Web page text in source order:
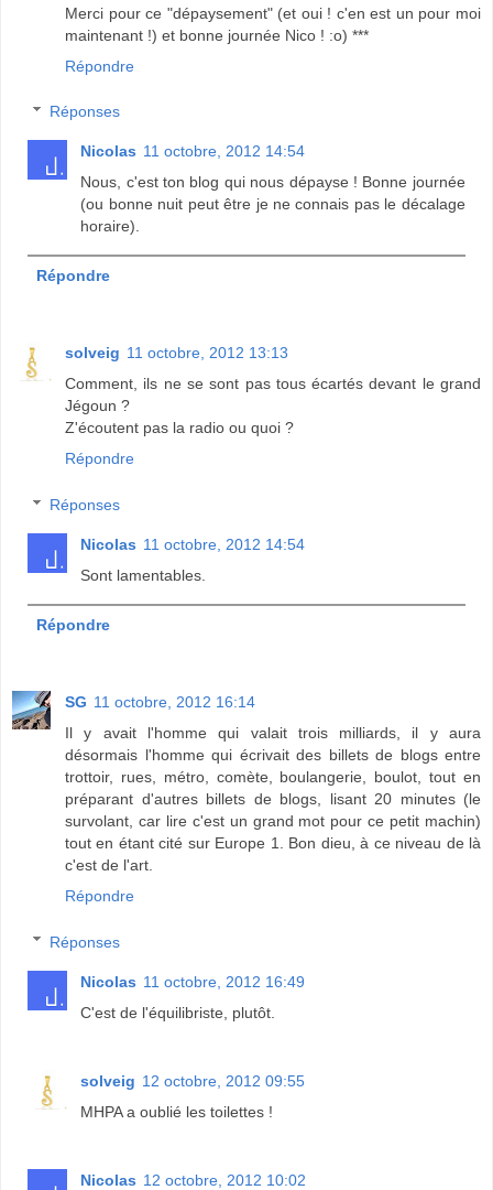
Merci pour ce "dépaysement" (et oui ! c'en est un pour moi
maintenant !) et bonne journée Nico ! :o) ***
Répondre
Réponses
Nicolas 11 octobre, 2012 14:54
Nous, c'est ton blog qui nous dépayse ! Bonne journée
(ou bonne nuit peut être je ne connais pas le décalage
horaire).
Répondre
solveig 11 octobre, 2012 13:13
Comment, ils ne se sont pas tous écartés devant le grand
Jégoun ?
Z'écoutent pas la radio ou quoi ?
Répondre
Réponses
Nicolas 11 octobre, 2012 14:54
Sont lamentables.
Répondre
SG 11 octobre, 2012 16:14
Il y avait l'homme qui valait trois milliards, il y aura
désormais l'homme qui écrivait des billets de blogs entre
trottoir, rues, métro, comète, boulangerie, boulot, tout en
préparant d'autres billets de blogs, lisant 20 minutes (le
survolant, car lire c'est un grand mot pour ce petit machin)
tout en étant cité sur Europe 1. Bon dieu, à ce niveau de là
c'est de l'art.
Répondre
Réponses
Nicolas 11 octobre, 2012 16:49
C'est de l'équilibriste, plutôt.
solveig 12 octobre, 2012 09:55
MHPA a oublié les toilettes !
Nicolas 12 octobre, 2012 10:02